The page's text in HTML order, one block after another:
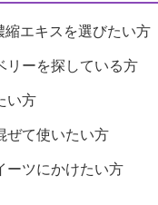
エキスを選びたい方
リーを探している方
い方
ぜて使いたい方
ーツにかけたい方